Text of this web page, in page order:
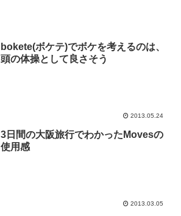
bokete(ボケテ)でボケを考えるのは、
頭の体操として良さそう
2013.05.24
3日間の大阪旅行でわかったMovesの
使用感
2013.03.05